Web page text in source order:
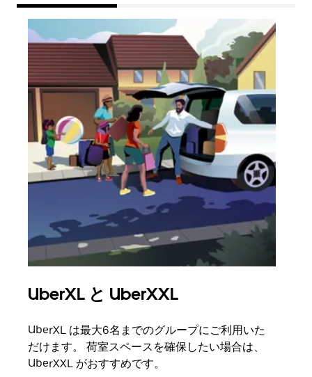
UberXL と UberXXL
UberXL は最大6名までのグループにご利用いた
だけます。 荷室スペースを確保したい場合は、
UberXXL がおすすめです。